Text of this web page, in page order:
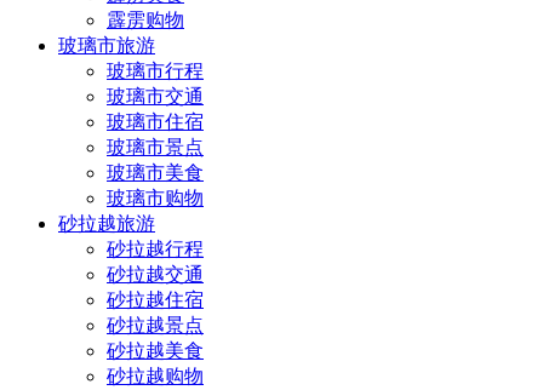
霹雳购物
玻璃市旅游
玻璃市行程
玻璃市交通
玻璃市住宿
玻璃市景点
玻璃市美食
玻璃市购物
砂拉越旅游
砂拉越行程
砂拉越交通
砂拉越住宿
砂拉越景点
砂拉越美食
砂拉越购物